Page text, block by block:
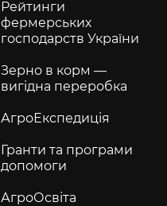
Рейтинги
фермерських
господарств України
Зерно в корм —
вигідна переробка
АгроЕкспедиція
Гранти та програми
допомоги
АгроОсвіта